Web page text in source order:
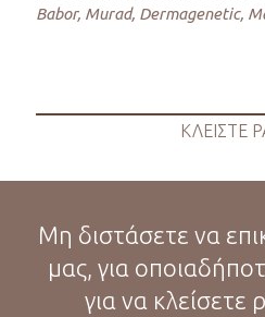
Βabor, Murad, Dermagenetic,
ΚΛΕΙΣΤΕ
Μη διστάσετε να
μας, για
για να